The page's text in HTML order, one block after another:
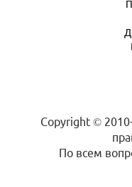
Copyright ©
По всем